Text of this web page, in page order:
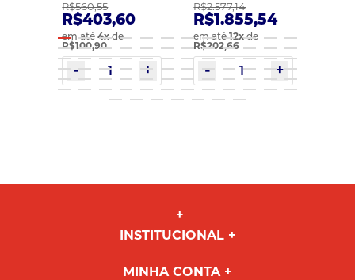
R$560,55
R$403,60
em até4xde
R$100,90
R$2.577,14
R$1.855,54
em até12xde
R$202,66
INSTITUCIONAL
MINHA CONTA